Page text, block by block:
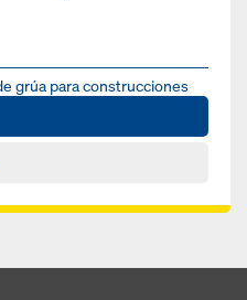
grúa para construcciones